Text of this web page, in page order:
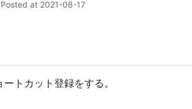
Posted at 2021-08-17
トカット登録をする。